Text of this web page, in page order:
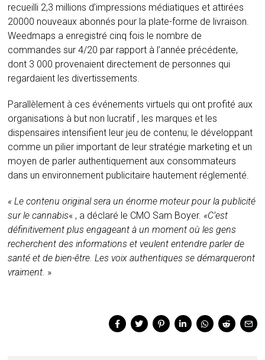
recueilli 2,3 millions d’impressions médiatiques et attirées
20000 nouveaux abonnés pour la plate-forme de livraison.
Weedmaps a enregistré cinq fois le nombre de
commandes sur 4/20 par rapport à l’année précédente,
dont 3 000 provenaient directement de personnes qui
regardaient les divertissements.
Parallèlement à ces événements virtuels qui ont profité aux
organisations à but non lucratif , les marques et les
dispensaires intensifient leur jeu de contenu; le développant
comme un pilier important de leur stratégie marketing et un
moyen de parler authentiquement aux consommateurs
dans un environnement publicitaire hautement réglementé.
« Le contenu original sera un énorme moteur pour la publicité
sur le cannabis« , a déclaré le CMO Sam Boyer. «C’est
définitivement plus engageant à un moment où les gens
recherchent des informations et veulent entendre parler de
santé et de bien-être. Les voix authentiques se démarqueront
vraiment. »